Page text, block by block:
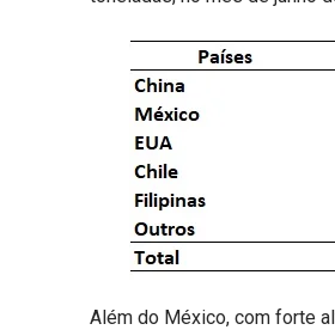
Além do México, com forte